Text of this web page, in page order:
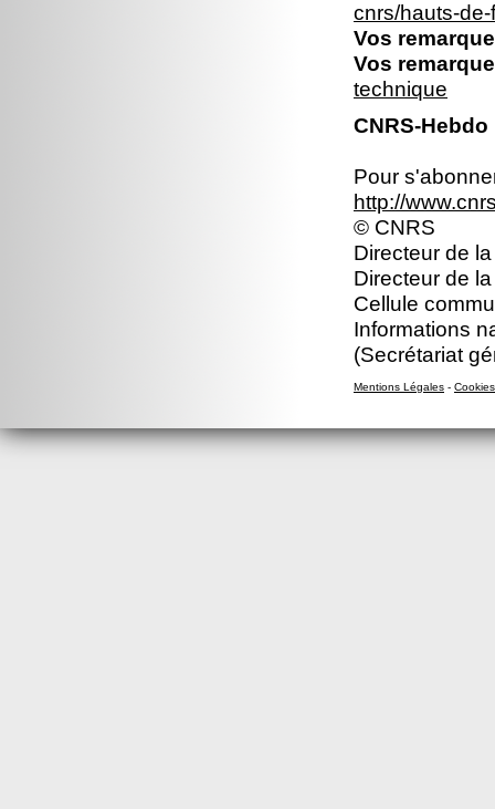
cnrs/hauts-
Vos
Vos
technique
CNRS-
Pour
http://
© CNRS
Directeur de
Directeur de
Cellule
Informations
(Secrétariat
Mentions Légales - Cookies